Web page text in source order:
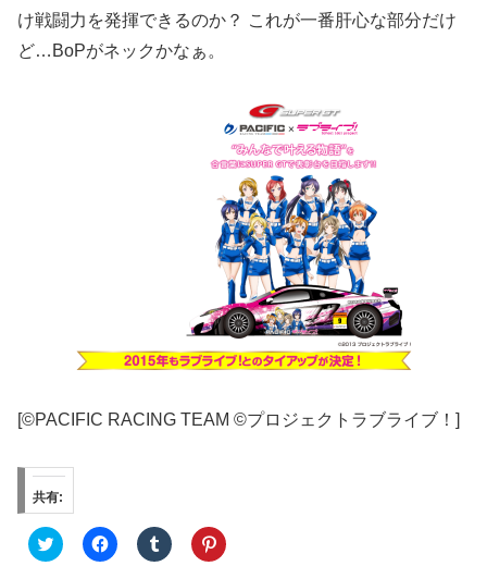
け戦闘力を発揮できるのか？ これが一番肝心な部分だけ
ど…BoPがネックかなぁ。
[©PACIFIC RACING TEAM ©プロジェクトラブライブ！]
共有:
ク
リ
F
a
ク
リ
ク
リ